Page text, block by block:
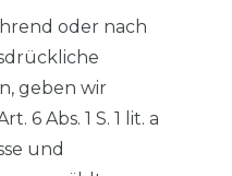
oder nach
geben wir
6 Abs. 1 S. 1 lit. a
und